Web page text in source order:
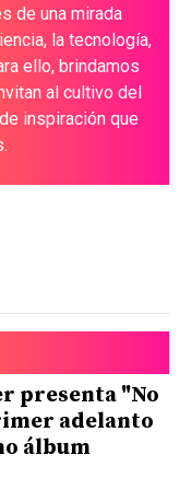
de una mirada
la tecnología,
ello, brindamos
al cultivo del
inspiración que
presenta "No
adelanto
álbum